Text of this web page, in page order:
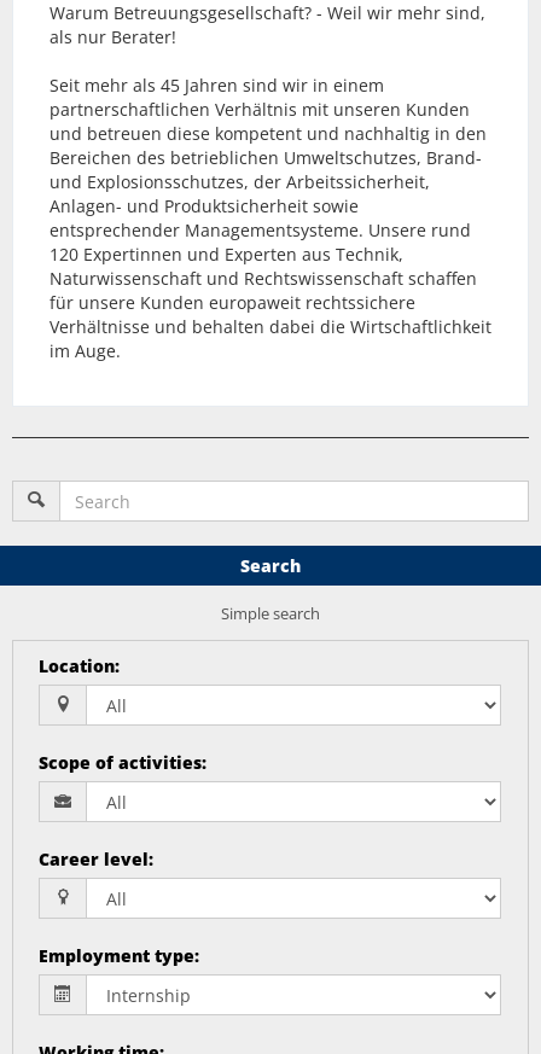
Warum Betreuungsgesellschaft? - Weil wir mehr sind,
als nur Berater!
Seit mehr als 45 Jahren sind wir in einem
partnerschaftlichen Verhältnis mit unseren Kunden
und betreuen diese kompetent und nachhaltig in den
Bereichen des betrieblichen Umweltschutzes, Brand-
und Explosionsschutzes, der Arbeitssicherheit,
Anlagen- und Produktsicherheit sowie
entsprechender Managementsysteme. Unsere rund
120 Expertinnen und Experten aus Technik,
Naturwissenschaft und Rechtswissenschaft schaffen
für unsere Kunden europaweit rechtssichere
Verhältnisse und behalten dabei die Wirtschaftlichkeit
im Auge.
Search
Simple search
Location:
Scope of activities:
Career level:
Employment type: